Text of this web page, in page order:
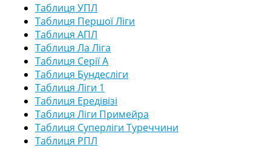
Таблиця УПЛ
Таблиця Першої Ліги
Таблиця АПЛ
Таблиця Ла Ліга
Таблиця Серії А
Таблиця Бундесліги
Таблиця Ліги 1
Таблиця Ередівізі
Таблиця Ліги Примейра
Таблиця Суперліги Туреччини
Таблиця РПЛ